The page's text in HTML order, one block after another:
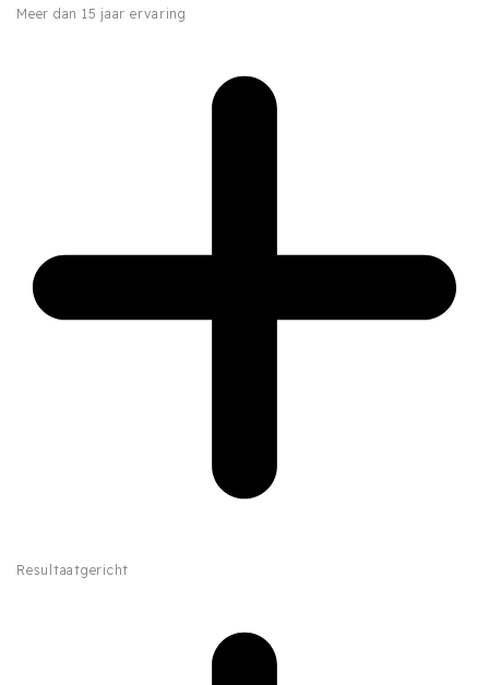
Meer dan 15 jaar ervaring
Resultaatgericht